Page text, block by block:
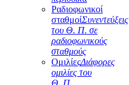
Ραδιοφωνικοί
σταθμοίΣυνεντεύξεις
του Θ. Π. σε
ραδιοφωνικούς
σταθμούς
ΟμιλίεςΔιάφορες
ομιλίες του